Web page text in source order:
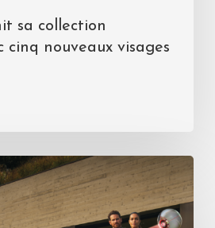
sa collection
cinq nouveaux visages